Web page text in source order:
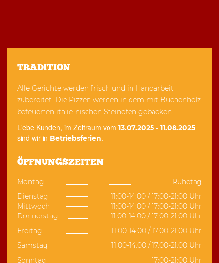
TRADITION
Alle Gerichte werden frisch und in Handarbeit
zubereitet. Die Pizzen werden in dem mit Buchenholz
befeuerten italie-nischen Steinofen gebacken.
Liebe Kunden, im Zeitraum vom 13.07.2025 - 11.08.2025
sind wir in Betriebsferien.
ÖFFNUNGSZEITEN
Montag
Ruhetag
Dienstag
11:00-14:00 / 17:00-21:00 Uhr
Mittwoch
11:00-14:00 / 17:00-21:00 Uhr
Donnerstag
11:00-14:00 / 17:00-21:00 Uhr
Freitag
11.00-14.00 / 17.00-21.00 Uhr
Samstag
11.00-14.00 / 17.00-21.00 Uhr
Sonntag
17:00-21:00 Uhr